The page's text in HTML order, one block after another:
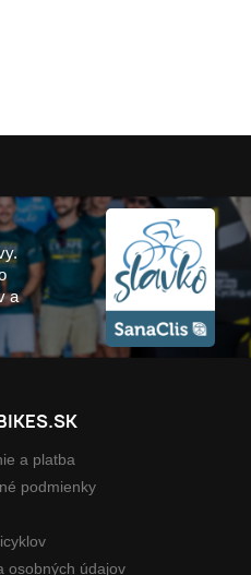
a
a platba
podmienky
osobných údajov